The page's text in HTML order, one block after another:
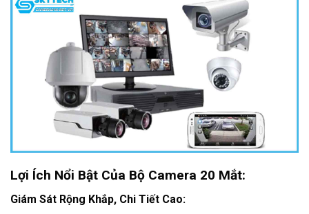
Lợi Ích Nổi Bật Của Bộ Camera 20 Mắt:
Giám Sát Rộng Khắp, Chi Tiết Cao: